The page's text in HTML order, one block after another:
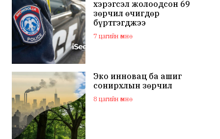
хэрэгсэл жолоодсон 69
зөрчил өчигдөр
бүртгэгджээ
7 цагийн өмнө
Эко инновац ба ашиг
сонирхлын зөрчил
8 цагийн өмнө